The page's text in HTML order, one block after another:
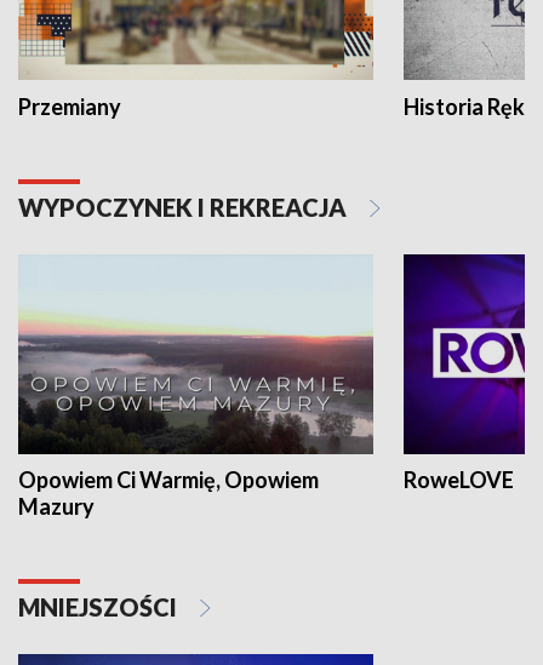
Przemiany Historia Ręką
WYPOCZYNEK I REKREACJA
Opowiem Ci Warmię, Opowiem
Mazury
RoweLOVE
MNIEJSZOŚCI